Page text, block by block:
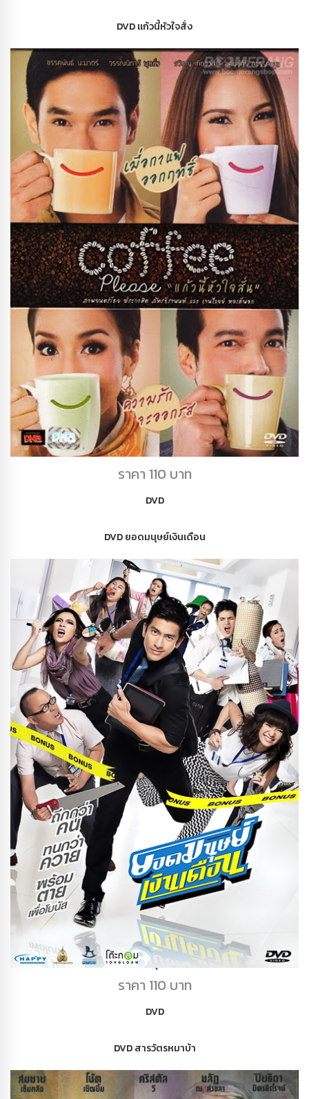
DVD แก้วนี้หัวใจสั่ง
DVD แก้วนี้หัวใจสั่ง
ราคา 110 บาท
DVD
DVD ยอดมนุษย์เงินเดือน
DVD ยอดมนุษย์เงินเดือน
ราคา 110 บาท
DVD
DVD สารวัตรหมาบ้า